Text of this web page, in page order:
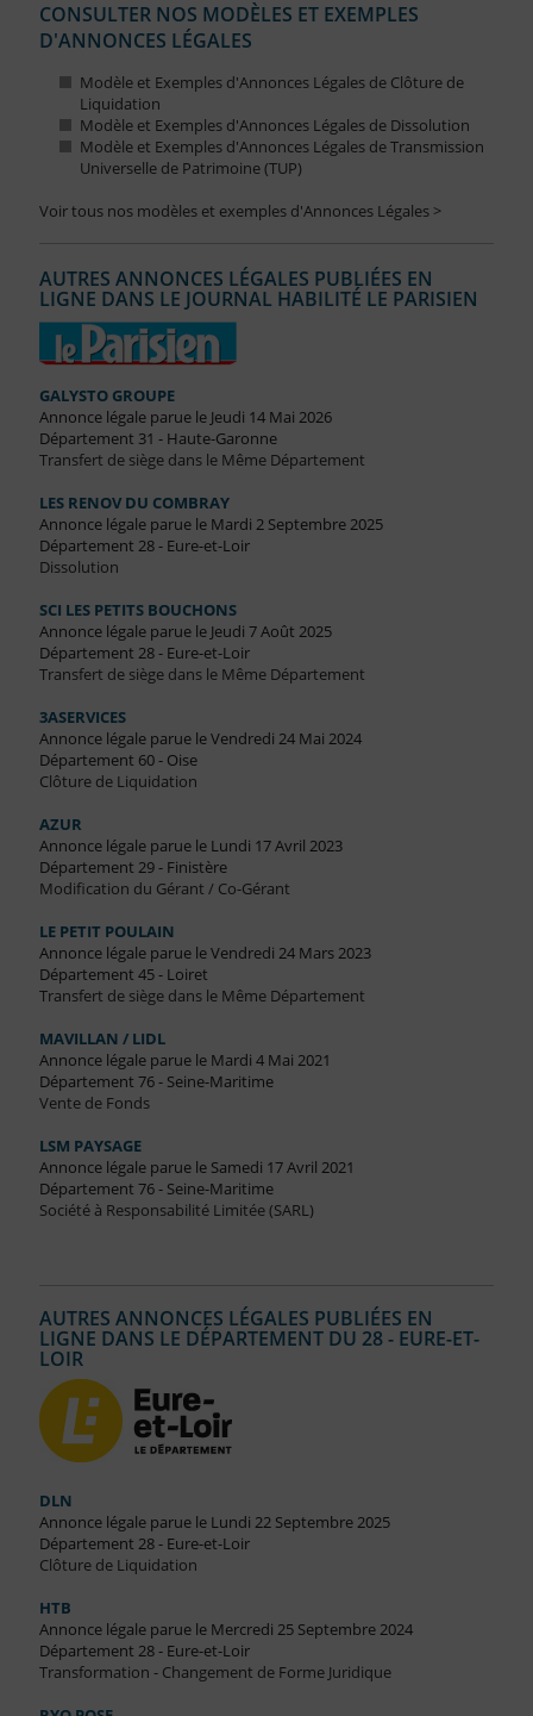
CONSULTER NOS MODÈLES ET EXEMPLES
D'ANNONCES LÉGALES
Modèle et Exemples d'Annonces Légales de Clôture de
Liquidation
Modèle et Exemples d'Annonces Légales de Dissolution
Modèle et Exemples d'Annonces Légales de Transmission
Universelle de Patrimoine (TUP)
Voir tous nos modèles et exemples d'Annonces Légales >
AUTRES ANNONCES LÉGALES PUBLIÉES EN
LIGNE DANS LE JOURNAL HABILITÉ LE PARISIEN
GALYSTO GROUPE
Annonce légale parue le Jeudi 14 Mai 2026
Département 31 - Haute-Garonne
Transfert de siège dans le Même Département
LES RENOV DU COMBRAY
Annonce légale parue le Mardi 2 Septembre 2025
Département 28 - Eure-et-Loir
Dissolution
SCI LES PETITS BOUCHONS
Annonce légale parue le Jeudi 7 Août 2025
Département 28 - Eure-et-Loir
Transfert de siège dans le Même Département
3ASERVICES
Annonce légale parue le Vendredi 24 Mai 2024
Département 60 - Oise
Clôture de Liquidation
AZUR
Annonce légale parue le Lundi 17 Avril 2023
Département 29 - Finistère
Modification du Gérant / Co-Gérant
LE PETIT POULAIN
Annonce légale parue le Vendredi 24 Mars 2023
Département 45 - Loiret
Transfert de siège dans le Même Département
MAVILLAN / LIDL
Annonce légale parue le Mardi 4 Mai 2021
Département 76 - Seine-Maritime
Vente de Fonds
LSM PAYSAGE
Annonce légale parue le Samedi 17 Avril 2021
Département 76 - Seine-Maritime
Société à Responsabilité Limitée (SARL)
AUTRES ANNONCES LÉGALES PUBLIÉES EN
LIGNE DANS LE DÉPARTEMENT DU 28 - EURE-ET-
LOIR
DLN
Annonce légale parue le Lundi 22 Septembre 2025
Département 28 - Eure-et-Loir
Clôture de Liquidation
HTB
Annonce légale parue le Mercredi 25 Septembre 2024
Département 28 - Eure-et-Loir
Transformation - Changement de Forme Juridique